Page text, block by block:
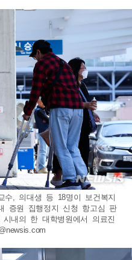
수, 의대생 등 18명이 보건복지
증원 집행정지 신청 항고심 판
내의 한 대학병원에서 의료진